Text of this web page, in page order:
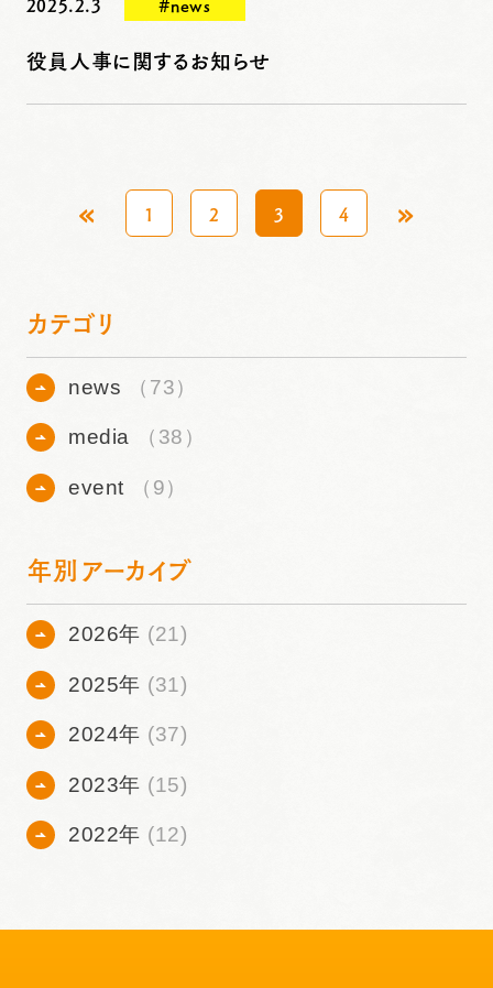
役員人事に関するお知らせ
« 1 2 3 4 »
カテゴリ
news （73）
media （38）
event （9）
年別アーカイブ
2026年 (21)
2025年 (31)
2024年 (37)
2023年 (15)
2022年 (12)